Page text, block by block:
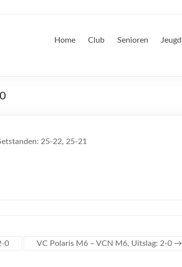
Home Club Senioren Jeugd
25-22, 25-21
0 VC Polaris M6 – VCN M6, Uitslag: 2-0 →